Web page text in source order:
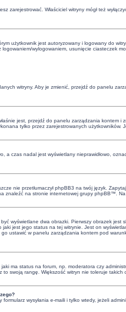
zarejestrować. Właściciel witryny mógł też
użytkownik jest autoryzowany i logowany do
wylogowaniem, usunięcie ciasteczek
witryny. Aby je zmienić, przejdź do panelu
jest, przejdź do panelu zarządzania kontem
tylko przez zarejestrowanych
a czas nadal jest wyświetlany nieprawidłowo,
nie przetłumaczył phpBB3 na twój język.
znaleźć na stronie internetowej grupy phpBB™.
wyświetlane dwa obrazki. Pierwszy obrazek
jest jego status na tej witrynie. Jest on
w panelu zarządzania kontem pod
ma status na forum, np. moderatora czy
swoją rangę. Większość witryn nie toleruje
wysyłania e-maili i tylko wtedy, jeżeli